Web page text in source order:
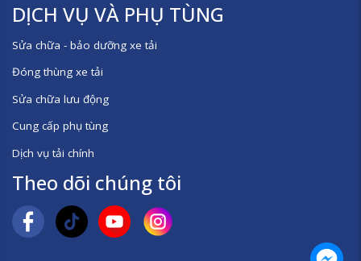
DỊCH VỤ VÀ PHỤ TÙNG
Sửa chữa - bảo dưỡng xe tải
Đóng thùng xe tải
Sửa chữa lưu động
Cung cấp phụ tùng
Dịch vụ tải chính
Theo dõi chúng tôi